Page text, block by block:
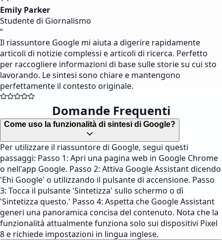
Emily Parker
Studente di Giornalismo
“
Il riassuntore Google mi aiuta a digerire rapidamente
articoli di notizie complessi e articoli di ricerca. Perfetto
per raccogliere informazioni di base sulle storie su cui sto
lavorando. Le sintesi sono chiare e mantengono
perfettamente il contesto originale.
Domande Frequenti
Come uso la funzionalità di sintesi di Google?
Per utilizzare il riassuntore di Google, segui questi
passaggi: Passo 1: Apri una pagina web in Google Chrome
o nell'app Google. Passo 2: Attiva Google Assistant dicendo
'Ehi Google' o utilizzando il pulsante di accensione. Passo
3: Tocca il pulsante 'Sintetizza' sullo schermo o dì
'Sintetizza questo.' Passo 4: Aspetta che Google Assistant
generi una panoramica concisa del contenuto. Nota che la
funzionalità attualmente funziona solo sui dispositivi Pixel
8 e richiede impostazioni in lingua inglese.